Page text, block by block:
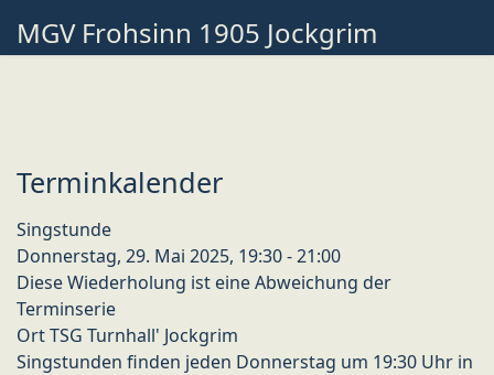
MGV Frohsinn 1905 Jockgrim
Terminkalender
Singstunde
Donnerstag, 29. Mai 2025, 19:30 - 21:00
Diese Wiederholung ist eine Abweichung der
Terminserie
OrtTSG Turnhall' Jockgrim
Singstunden finden jeden Donnerstag um 19:30 Uhr in